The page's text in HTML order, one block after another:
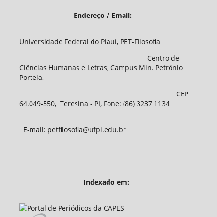
Endereço / Email:
Universidade Federal do Piauí, PET-Filosofia
Centro de
Ciências Humanas e Letras, Campus Min. Petrônio
Portela,
CEP
64.049-550, Teresina - PI, Fone: (86) 3237 1134
E-mail: petfilosofia@ufpi.edu.br
Indexado em: